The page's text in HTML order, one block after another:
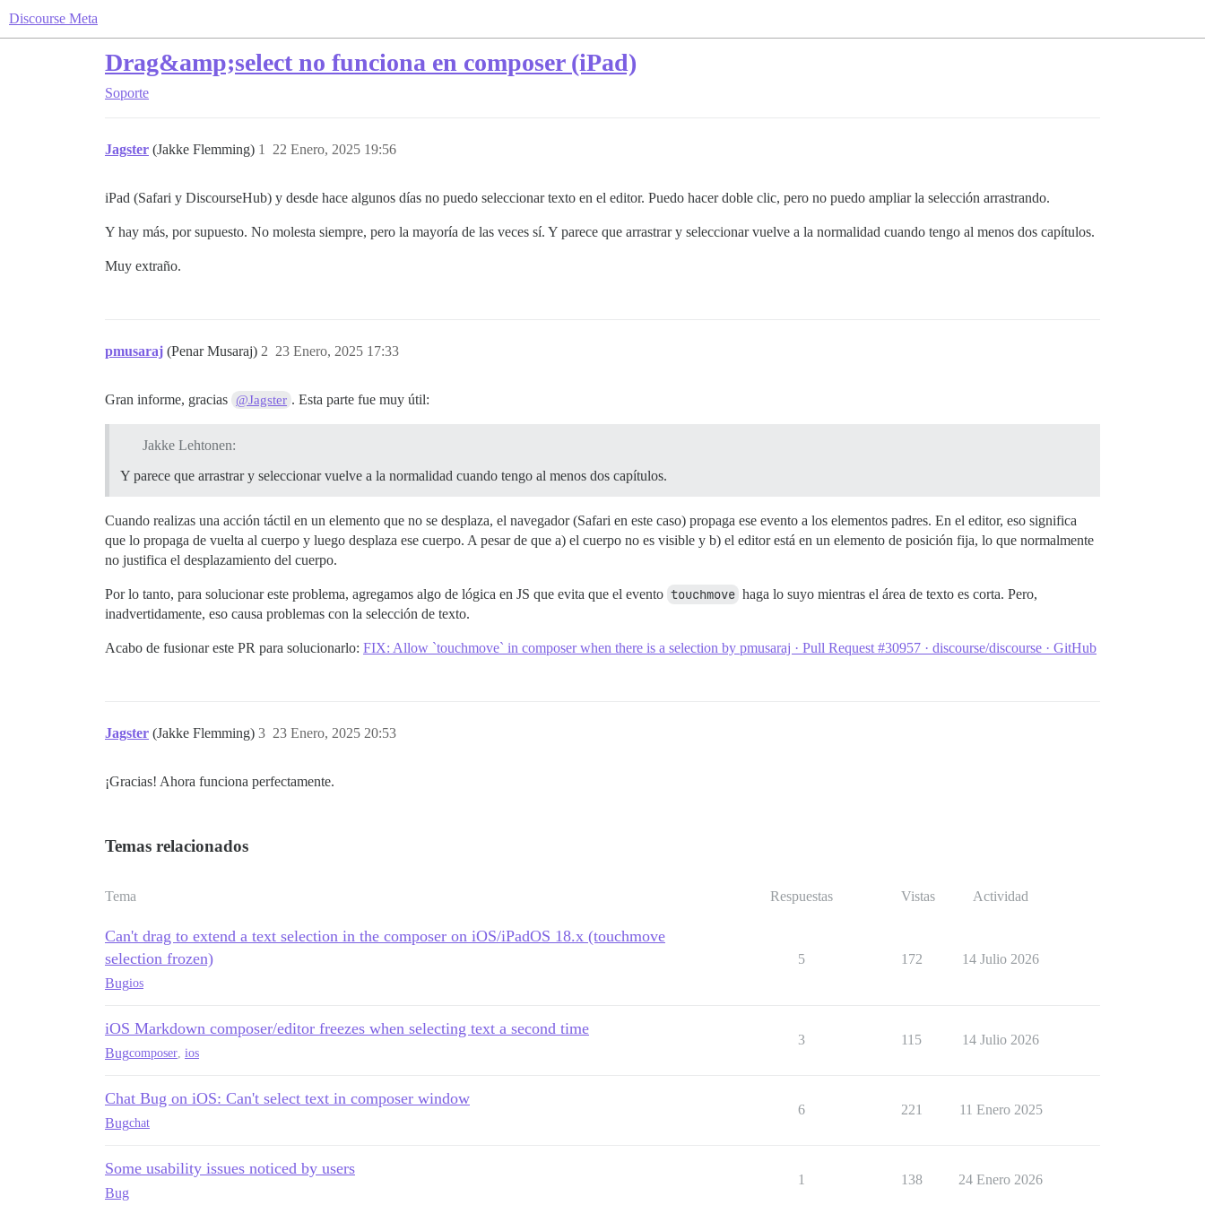
Discourse Meta
Drag&amp;select no funciona en composer (iPad)
Soporte
Jagster (Jakke Flemming) 22 Enero, 2025 19:56
1
iPad (Safari y DiscourseHub) y desde hace algunos días no puedo seleccionar texto en el editor. Puedo hacer doble clic, pero no puedo ampliar la selección arrastrando.
Y hay más, por supuesto. No molesta siempre, pero la mayoría de las veces sí. Y parece que arrastrar y seleccionar vuelve a la normalidad cuando tengo al menos dos capítulos.
Muy extraño.
pmusaraj (Penar Musaraj) 23 Enero, 2025 17:33
2
Gran informe, gracias @Jagster . Esta parte fue muy útil:
Jakke Lehtonen:
Y parece que arrastrar y seleccionar vuelve a la normalidad cuando tengo al menos dos capítulos.
Cuando realizas una acción táctil en un elemento que no se desplaza, el navegador (Safari en este caso) propaga ese evento a los elementos padres. En el editor, eso significa
que lo propaga de vuelta al cuerpo y luego desplaza ese cuerpo. A pesar de que a) el cuerpo no es visible y b) el editor está en un elemento de posición fija, lo que normalmente
no justifica el desplazamiento del cuerpo.
Por lo tanto, para solucionar este problema, agregamos algo de lógica en JS que evita que el evento touchmove haga lo suyo mientras el área de texto es corta. Pero,
inadvertidamente, eso causa problemas con la selección de texto.
Acabo de fusionar este PR para solucionarlo: FIX: Allow `touchmove` in composer when there is a selection by pmusaraj · Pull Request #30957 · discourse/discourse · GitHub
Jagster (Jakke Flemming) 23 Enero, 2025 20:53
3
¡Gracias! Ahora funciona perfectamente.
Temas relacionados
Tema Respuestas Vistas Actividad
Can't drag to extend a text selection in the composer on iOS/iPadOS 18.x (touchmove
selection frozen)
Bugios
5 172 14 Julio 2026
iOS Markdown composer/editor freezes when selecting text a second time
Bugcomposer, ios
3 115 14 Julio 2026
Chat Bug on iOS: Can't select text in composer window
Bugchat
6 221 11 Enero 2025
Some usability issues noticed by users
Bug
1 138 24 Enero 2026